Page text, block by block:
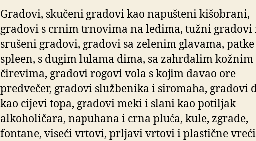
Gradovi, skučeni gradovi kao napušteni kišobrani,
gradovi s crnim trnovima na leđima, tužni gradovi
srušeni gradovi, gradovi sa zelenim glavama,
spleen, s dugim lulama dima, sa zahrđalim kožnim
čirevima, gradovi rogovi vola s kojim đavao ore
predvečer, gradovi službenika i siromaha, gradovi
kao cijevi topa, gradovi meki i slani kao potiljak
alkoholičara, napuhana i crna pluća, kule, zgrade,
fontane, viseći vrtovi, prljavi vrtovi i plastične